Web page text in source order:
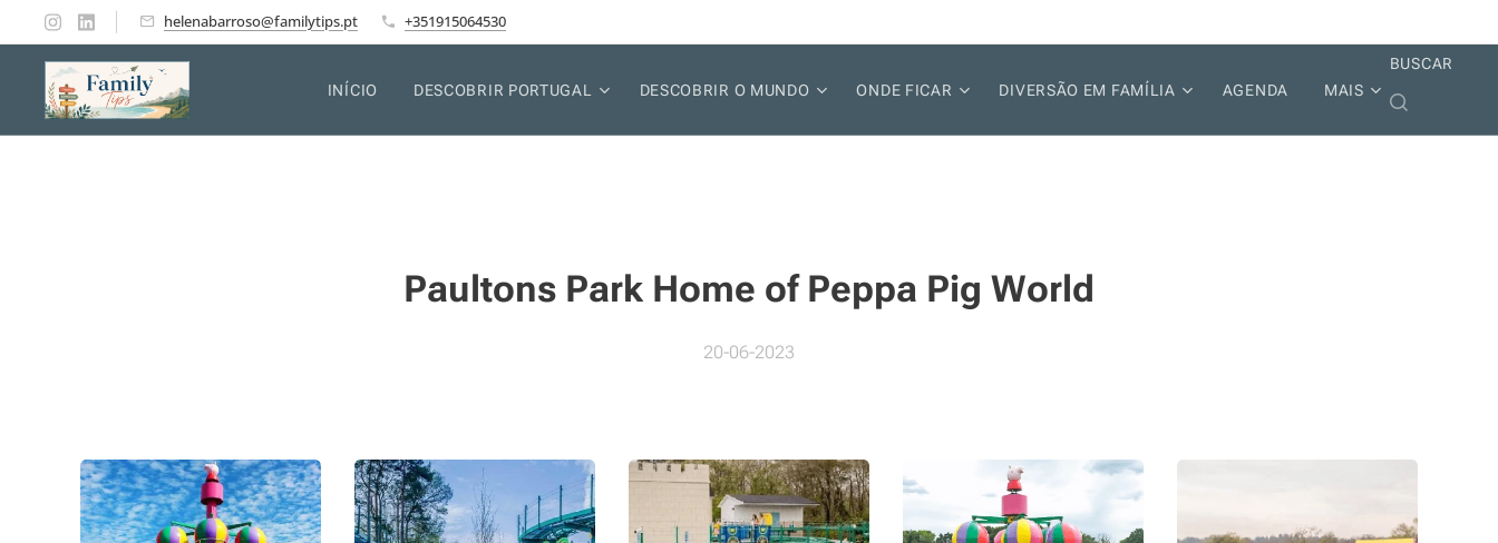
helenabarroso@familytips.pt +351915064530
INÍCIO DESCOBRIR PORTUGAL DESCOBRIR O MUNDO ONDE FICAR DIVERSÃO EM FAMÍLIA AGENDA MAIS
BUSCAR
Paultons Park Home of Peppa Pig World
20-06-2023